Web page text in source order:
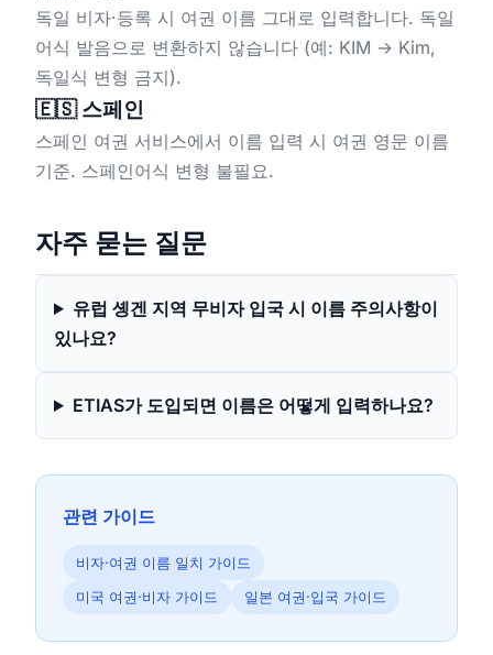
독일 비자·등록 시 여권 이름 그대로 입력합니다. 독일
어식 발음으로 변환하지 않습니다 (예: KIM → Kim,
독일식 변형 금지).
🇪🇸 스페인
스페인 여권 서비스에서 이름 입력 시 여권 영문 이름
기준. 스페인어식 변형 불필요.
자주 묻는 질문
유럽 솅겐 지역 무비자 입국 시 이름 주의사항이
있나요?
ETIAS가 도입되면 이름은 어떻게 입력하나요?
관련 가이드
비자·여권 이름 일치 가이드
미국 여권·비자 가이드
일본 여권·입국 가이드